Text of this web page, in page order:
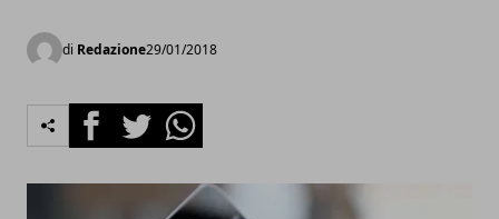
di Redazione29/01/2018
FacebookTwitterWhatsapp